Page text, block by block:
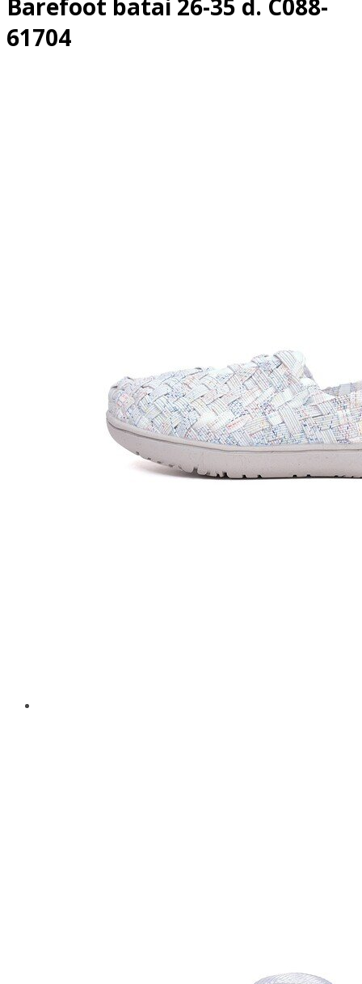
Barefoot batai 26-35 d. C088-
61704